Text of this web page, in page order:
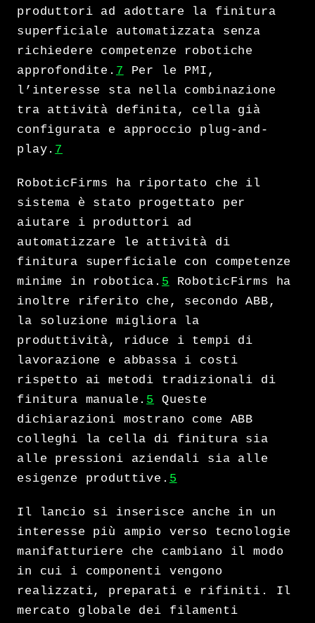
produttori ad adottare la finitura
superficiale automatizzata senza
richiedere competenze robotiche
approfondite. 7 Per le PMI,
l’interesse sta nella combinazione
tra attività definita, cella già
configurata e approccio plug-and-
play. 7
RoboticFirms ha riportato che il
sistema è stato progettato per
aiutare i produttori ad
automatizzare le attività di
finitura superficiale con competenze
minime in robotica. 5 RoboticFirms ha
inoltre riferito che, secondo ABB,
la soluzione migliora la
produttività, riduce i tempi di
lavorazione e abbassa i costi
rispetto ai metodi tradizionali di
finitura manuale. 5
Queste
dichiarazioni mostrano come ABB
colleghi la cella di finitura sia
alle pressioni aziendali sia alle
esigenze produttive. 5
Il lancio si inserisce anche in un
interesse più ampio verso tecnologie
manifatturiere che cambiano il modo
in cui i componenti vengono
realizzati, preparati e rifiniti. Il
mercato globale dei filamenti